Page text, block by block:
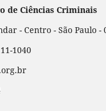
de Ciências Criminais
- Centro - São Paulo -
1040